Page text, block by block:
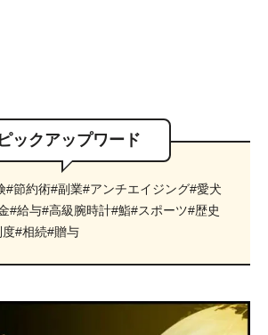
ピックアップワード
#節約術#副業#アンチエイジング#愛犬
#給与#高級腕時計#鮨#スポーツ#歴史
度#相続#贈与